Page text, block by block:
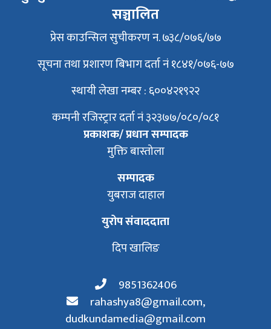
सञ्चालित
प्रेस काउन्सिल सुचीकरण न. ७३८/०७६/७७
सूचना तथा प्रशारण बिभाग दर्ता नं १८४१/०७६-७७
स्थायी लेखा नम्बर : ६००४२१९२२
कम्पनी रजिस्ट्रार दर्ता नं ३२३७७/०८०/०८१
प्रकाशक/ प्रधान सम्पादक
मुक्ति बास्तोला
सम्पादक
युबराज दाहाल
युरोप संवाददाता
दिप खालिङ
9851362406
rahashya8@gmail.com,
dudkundamedia@gmail.com